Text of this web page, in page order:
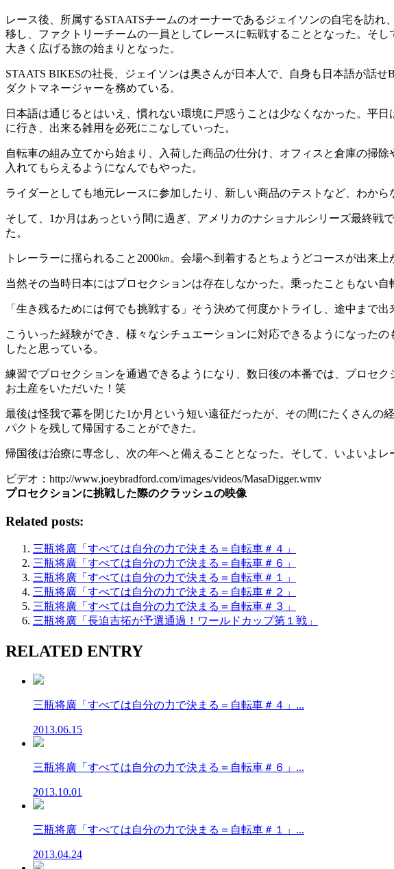
レース後、所属するSTAATSチームのオーナーであるジェイソンの自宅を訪
移し、ファクトリーチームの一員としてレースに転戦することとなった。そ
大きく広げる旅の始まりとなった。
STAATS BIKESの社長、ジェイソンは奥さんが日本人で、自身も日本語が話
ダクトマネージャーを務めている。
日本語は通じるとはいえ、慣れない環境に戸惑うことは少なくなかった。平
に行き、出来る雑用を必死にこなしていった。
自転車の組み立てから始まり、入荷した商品の仕分け、オフィスと倉庫の掃
入れてもらえるようになんでもやった。
ライダーとしても地元レースに参加したり、新しい商品のテストなど、わから
そして、1か月はあっという間に過ぎ、アメリカのナショナルシリーズ最終
た。
トレーラーに揺られること2000㎞。会場へ到着するとちょうどコースが出
当然その当時日本にはプロセクションは存在しなかった。乗ったこともない
「生き残るためには何でも挑戦する」そう決めて何度かトライし、途中まで出
こういった経験ができ、様々なシチュエーションに対応できるようになった
したと思っている。
練習でプロセクションを通過できるようになり、数日後の本番では、プロセ
お土産をいただいた！笑
最後は怪我で幕を閉じた1か月という短い遠征だったが、その間にたくさんの
パクトを残して帰国することができた。
帰国後は治療に専念し、次の年へと備えることとなった。そして、いよいよ
ビデオ：http://www.joeybradford.com/images/videos/MasaDigger.wmv
プロセクションに挑戦した際のクラッシュの映像
Related posts:
三瓶将廣「すべては自分の力で決まる＝自転車＃４」
三瓶将廣「すべては自分の力で決まる＝自転車＃６」
三瓶将廣「すべては自分の力で決まる＝自転車＃１」
三瓶将廣「すべては自分の力で決まる＝自転車＃２」
三瓶将廣「すべては自分の力で決まる＝自転車＃３」
三瓶将廣「長迫吉拓が予選通過！ワールドカップ第１戦」
RELATED ENTRY
三瓶将廣「すべては自分の力で決まる＝自転車＃４」...
2013.06.15
三瓶将廣「すべては自分の力で決まる＝自転車＃６」...
2013.10.01
三瓶将廣「すべては自分の力で決まる＝自転車＃１」...
2013.04.24